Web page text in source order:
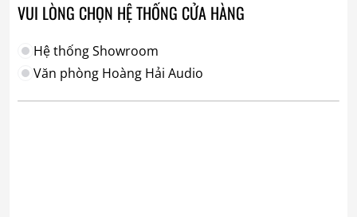
VUI LÒNG CHỌN HỆ THỐNG CỬA HÀNG
Hệ thống Showroom
Văn phòng Hoàng Hải Audio